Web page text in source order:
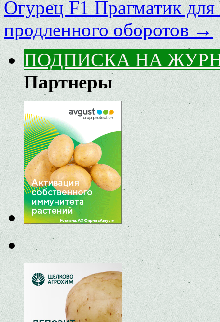
Огурец F1 Прагматик для
продленного оборотов→
ПОДПИСКА НА
Партнеры